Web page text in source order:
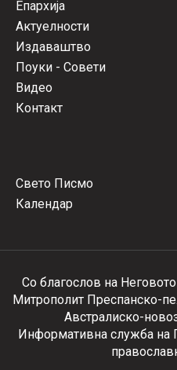
Епархија
Актуелности
Издаваштво
Поуки - Совети
Видео
Контакт
Свето Писмо
Календар
Со благослов на
Митрополит Преспанско-
Австралиско-
Информативна служба на